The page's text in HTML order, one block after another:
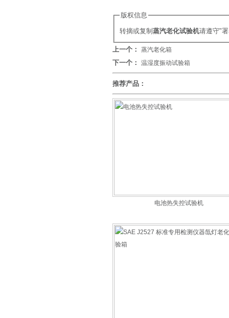
版权信息
转摘或复制蒸汽老化试验机请遵守"
上一个： 蒸汽老化箱
下一个： 温湿度振动试验箱
推荐产品：
电池热失控试验机